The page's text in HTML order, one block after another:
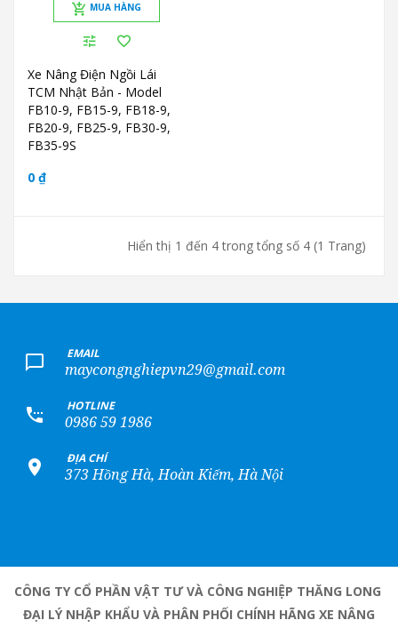
MUA HÀNG
Xe Nâng Điện Ngồi Lái
TCM Nhật Bản - Model
FB10-9, FB15-9, FB18-9,
FB20-9, FB25-9, FB30-9,
FB35-9S
0 ₫
Hiển thị 1 đến 4 trong tổng số 4 (1 Trang)
EMAIL
maycongnghiepvn29@gmail.com
HOTLINE
0986 59 1986
ĐỊA CHỈ
373 Hồng Hà, Hoàn Kiếm, Hà Nội
CÔNG TY CỔ PHẦN VẬT TƯ VÀ CÔNG NGHIỆP THĂNG LONG
ĐẠI LÝ NHẬP KHẨU VÀ PHÂN PHỐI CHÍNH HÃNG XE NÂNG